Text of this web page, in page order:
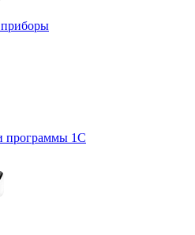
программы 1С